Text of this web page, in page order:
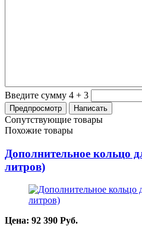
Введите сумму 4 + 3
Сопутствующие товары
Похожие товары
Дополнительное кольцо
литров)
Цена: 92 390 Руб.